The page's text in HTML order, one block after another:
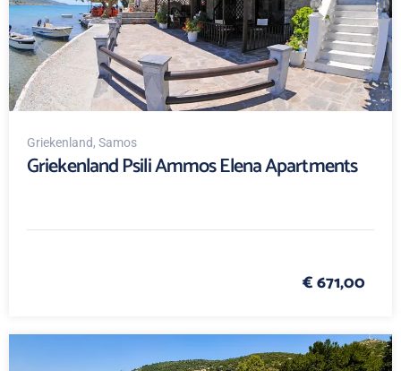
Griekenland, Samos
Griekenland Psili Ammos Elena Apartments
€ 671,00